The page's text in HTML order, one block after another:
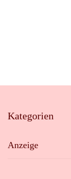
Kategorien
Anzeige